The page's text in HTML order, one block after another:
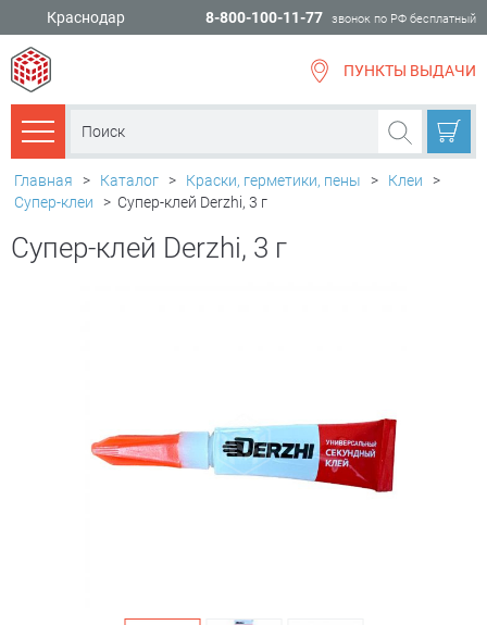
Краснодар 8-800-100-11-77 звонок по РФ бесплатный
ПУНКТЫ ВЫДАЧИ
Каталог товаров
Главная > Каталог > Краски, герметики, пены > Клеи
>
Супер-клеи
> Супер-клей Derzhi, 3 г
Супер-клей Derzhi, 3 г